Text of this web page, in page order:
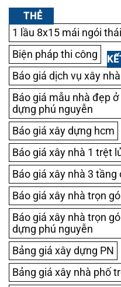
THẺ
1 lầu 8x15 mái ngói thái
Biện pháp thi công
Báo giá dịch vụ xây
Báo giá mẫu nhà đẹp
dựng phú nguyễn
Báo giá xây dựng hcm
Báo giá xây nhà 1 trệt
Báo giá xây nhà 3 tầng
Báo giá xây nhà trọn
Báo giá xây nhà trọn
dựng phú nguyễn
Bảng giá xây dựng PN
Bảng giá xây nhà phố